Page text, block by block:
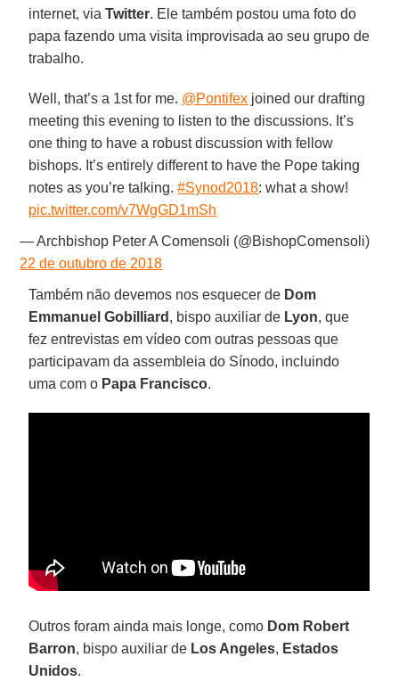
internet, viaTwitter. Ele também postou uma foto do
papa fazendo uma visita improvisada ao seu grupo de
trabalho.
Well, that’s a 1st for me. ⁦ @Pontifex ⁩ joined our drafting
meeting this evening to listen to the discussions. It’s
one thing to have a robust discussion with fellow
bishops. It’s entirely different to have the Pope taking
notes as you’re talking.#Synod2018: what a show!
pic.twitter.com/v7WgGD1mSh
— Archbishop Peter A Comensoli (@BishopComensoli)
22 de outubro de 2018
Também não devemos nos esquecer de Dom
Emmanuel Gobilliard , bispo auxiliar de Lyon, que
fez entrevistas em vídeo com outras pessoas que
participavam da assembleia do Sínodo, incluindo
uma com o Papa Francisco.
Outros foram ainda mais longe, como Dom Robert
Barron, bispo auxiliar de Los Angeles, Estados
Unidos.